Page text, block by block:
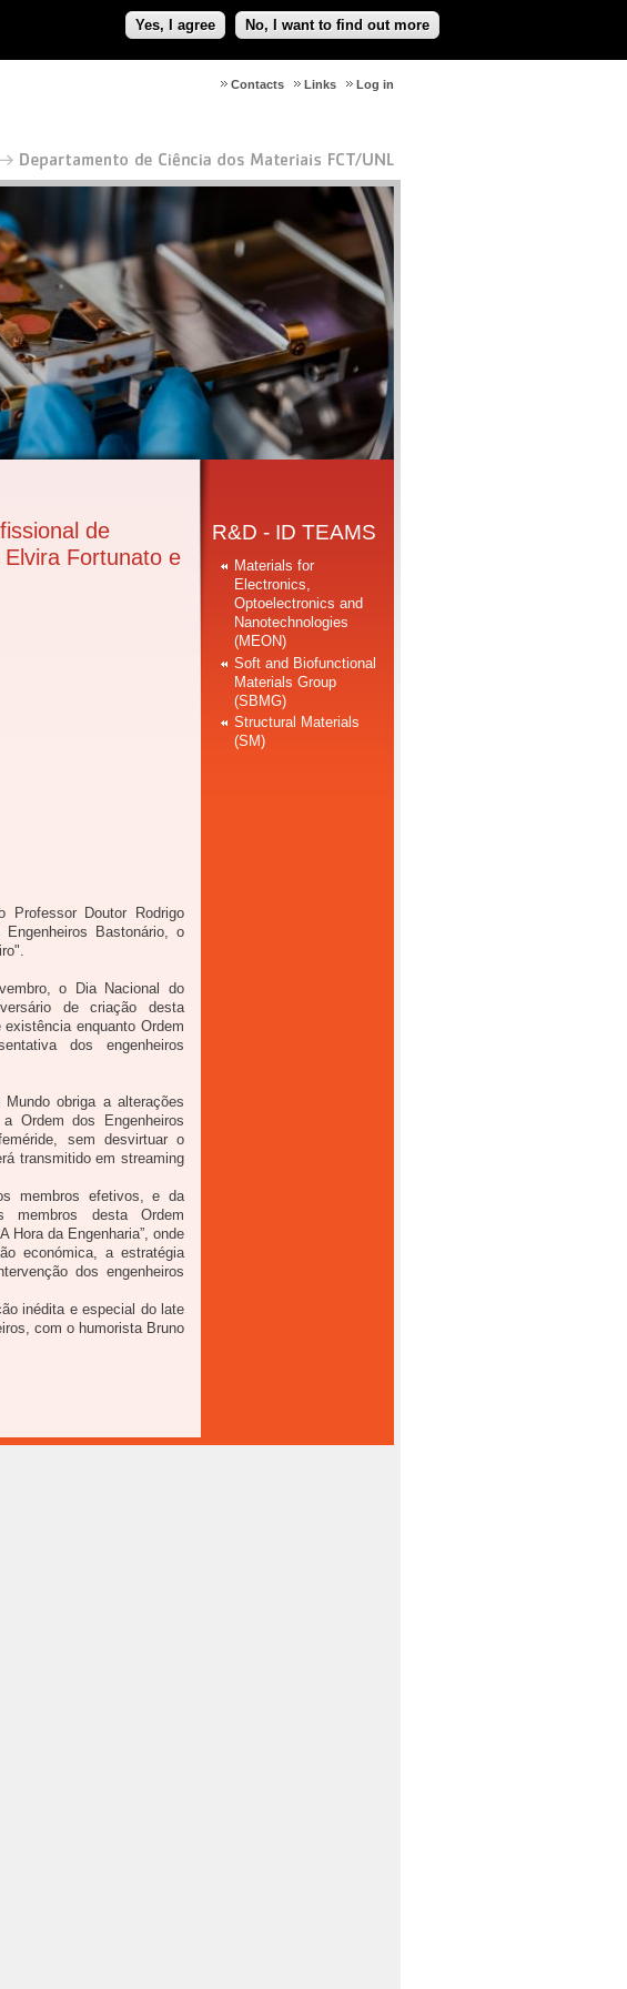
Yes, I agree No, I want to find out more
Log in
Links
Contacts
de
Fortunato e
Professor Doutor Rodrigo
Bastonário, o
o Dia Nacional do
de criação desta
enquanto Ordem
dos engenheiros
obriga a alterações
Ordem dos Engenheiros
sem desvirtuar o
transmitido em streaming
membros efetivos, e da
membros desta Ordem
Hora da Engenharia”, onde
económica, a estratégia
dos engenheiros
inédita e especial do late
com o humorista Bruno
R&D - ID TEAMS
Materials for
Electronics,
Optoelectronics and
Nanotechnologies
(MEON)
Soft and Biofunctional
Materials Group
(SBMG)
Structural Materials
(SM)